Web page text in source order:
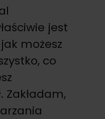
jest
możesz
co
Zakładam,